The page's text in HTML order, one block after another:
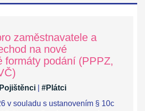
zaměstnavatele a
na nové
formáty podání (PPPZ,
#Plátci
v souladu s ustanovením § 10c